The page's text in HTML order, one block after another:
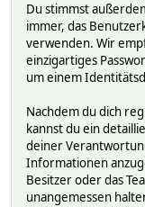
Du stimmst
immer, das
verwenden. Wir
einzigartiges
um einem
Nachdem du dich
kannst du ein
deiner
Informationen
Besitzer oder das
unangemessen